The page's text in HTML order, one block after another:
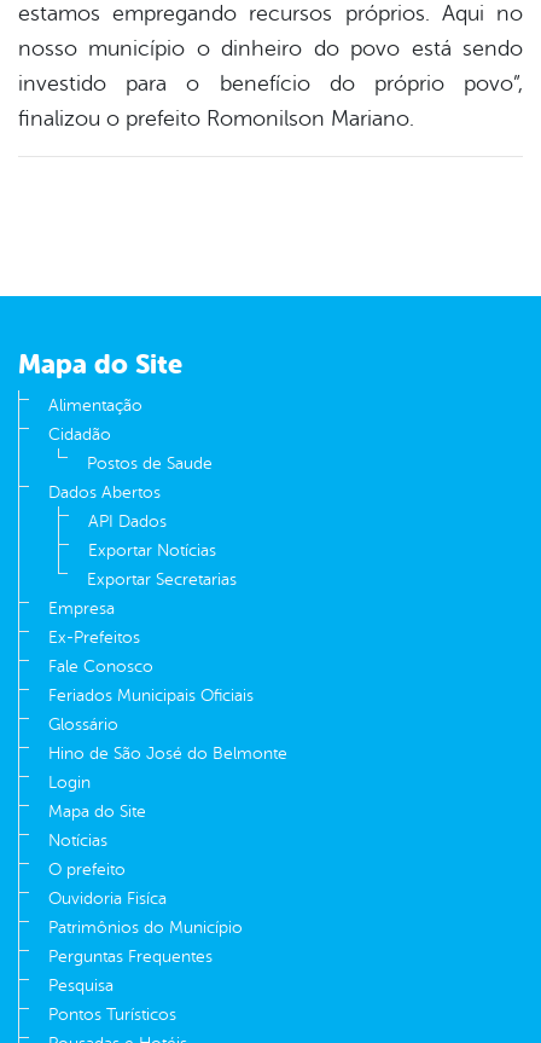
estamos empregando recursos próprios. Aqui no
nosso município o dinheiro do povo está sendo
investido para o benefício do próprio povo”,
finalizou o prefeito Romonilson Mariano.
Mapa do Site
Alimentação
Cidadão
Postos de Saude
Dados Abertos
API Dados
Exportar Notícias
Exportar Secretarias
Empresa
Ex-Prefeitos
Fale Conosco
Feriados Municipais Oficiais
Glossário
Hino de São José do Belmonte
Login
Mapa do Site
Notícias
O prefeito
Ouvidoria Fisíca
Patrimônios do Município
Perguntas Frequentes
Pesquisa
Pontos Turísticos